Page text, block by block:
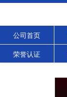
公司首页
荣誉认证